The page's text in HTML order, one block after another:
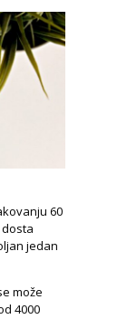
60
jedan
može
4000